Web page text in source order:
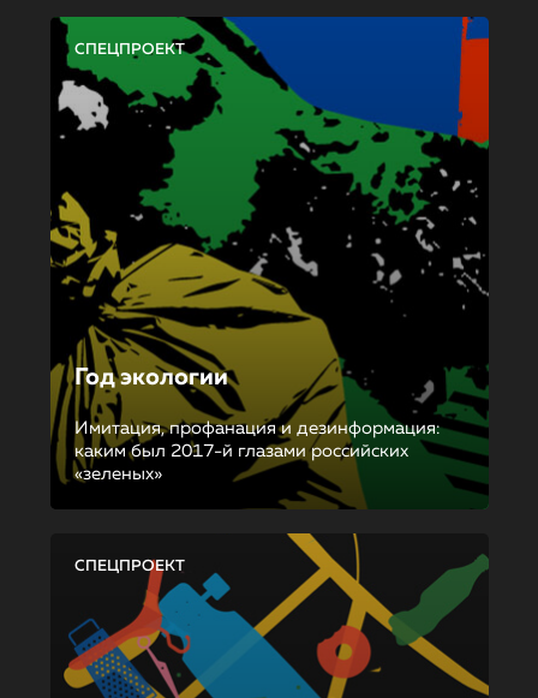
СПЕЦПРОЕКТ
Год экологии
Имитация, профанация и дезинформация:
каким был 2017-й глазами российских
«зеленых»
СПЕЦПРОЕКТ